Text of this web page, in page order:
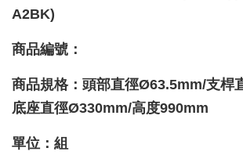
A2BK)
商品編號：
商品規格：頭部直徑Ø63.5mm/支桿
底座直徑Ø330mm/高度990mm
單位：組